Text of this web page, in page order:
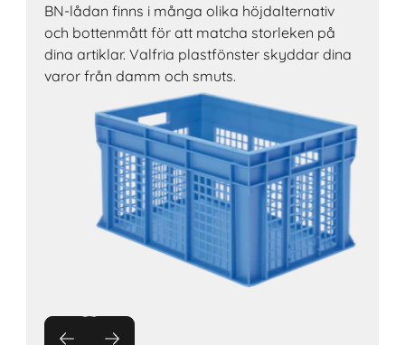
BN-lådan finns i många olika höjdalternativ
och bottenmått för att matcha storleken på
dina artiklar. Valfria plastfönster skyddar dina
varor från damm och smuts.